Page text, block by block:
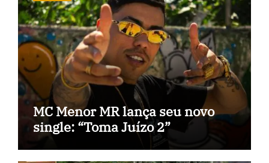
MC Menor MR lança seu novo
single: “Toma Juízo 2”